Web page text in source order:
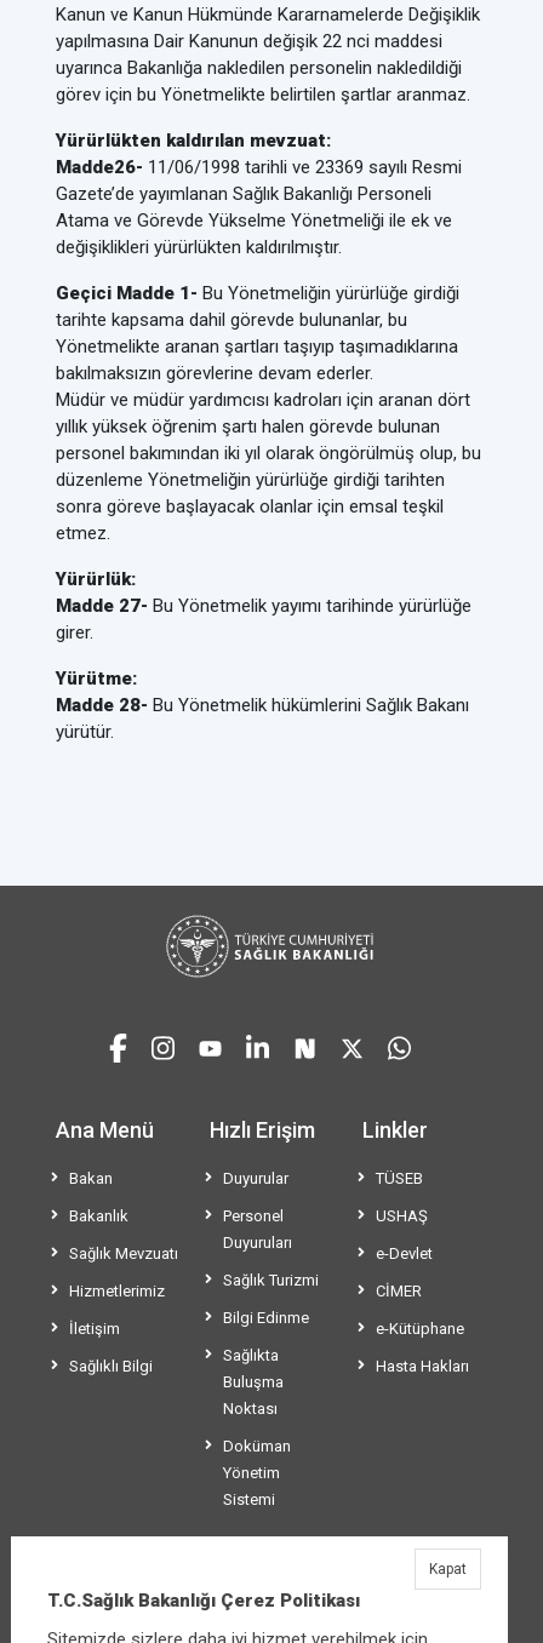
Kanun ve Kanun Hükmünde Kararnamelerde Değişiklik
yapılmasına Dair Kanunun değişik 22 nci maddesi
uyarınca Bakanlığa nakledilen personelin nakledildiği
görev için bu Yönetmelikte belirtilen şartlar aranmaz.
Yürürlükten kaldırılan mevzuat:
Madde26- 11/06/1998 tarihli ve 23369 sayılı Resmi
Gazete’de yayımlanan Sağlık Bakanlığı Personeli
Atama ve Görevde Yükselme Yönetmeliği ile ek ve
değişiklikleri yürürlükten kaldırılmıştır.
Geçici Madde 1- Bu Yönetmeliğin yürürlüğe girdiği
tarihte kapsama dahil görevde bulunanlar, bu
Yönetmelikte aranan şartları taşıyıp taşımadıklarına
bakılmaksızın görevlerine devam ederler.
Müdür ve müdür yardımcısı kadroları için aranan dört
yıllık yüksek öğrenim şartı halen görevde bulunan
personel bakımından iki yıl olarak öngörülmüş olup, bu
düzenleme Yönetmeliğin yürürlüğe girdiği tarihten
sonra göreve başlayacak olanlar için emsal teşkil
etmez.
Yürürlük:
Madde 27- Bu Yönetmelik yayımı tarihinde yürürlüğe
girer.
Yürütme:
Madde 28- Bu Yönetmelik hükümlerini Sağlık Bakanı
yürütür.
Ana Menü
Bakan
Bakanlık
Sağlık Mevzuatı
Hizmetlerimiz
İletişim
Sağlıklı Bilgi
Hızlı Erişim
Duyurular
Personel
Duyuruları
Sağlık Turizmi
Bilgi Edinme
Sağlıkta
Buluşma
Noktası
Doküman
Yönetim
Sistemi
Linkler
TÜSEB
USHAŞ
e-Devlet
CİMER
e-Kütüphane
Hasta Hakları
T.C.Sağlık Bakanlığı
Üniversiteler Mahallesi Şehit Mehmet Bayraktar
T.C.Sağlık Bakanlığı Çerez Politikası
Kapat